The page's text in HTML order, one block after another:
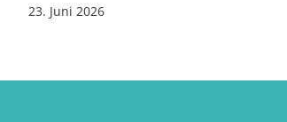
23. Juni 2026